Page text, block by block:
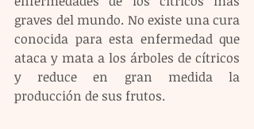
graves del mundo. No existe una cura
conocida para esta enfermedad que
ataca y mata a los árboles de cítricos
y reduce en gran medida la
producción de sus frutos.